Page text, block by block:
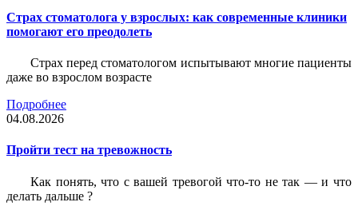
Страх стоматолога у взрослых: как современные клиники
помогают его преодолеть
Страх перед стоматологом испытывают многие пациенты
даже во взрослом возрасте
Подробнее
04.08.2026
Пройти тест на тревожность
Как понять, что с вашей тревогой что-то не так — и что
делать дальше ?